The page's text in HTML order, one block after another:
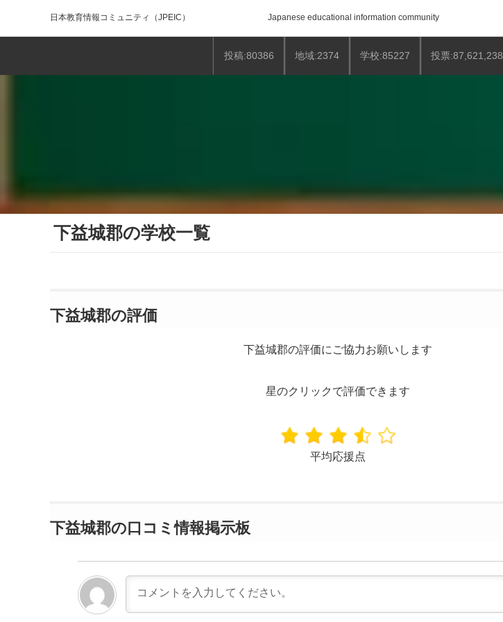
日本教育情報コミュニティ （JPEIC） Japanese educational information community
投稿:80386 地域:2374 学校:85227 投票:87,621,238
下益城郡の学校一覧
下益城郡の評価
下益城郡の評価にご協力お願いします
星のクリックで評価できます
平均応援点
下益城郡の口コミ情報掲示板